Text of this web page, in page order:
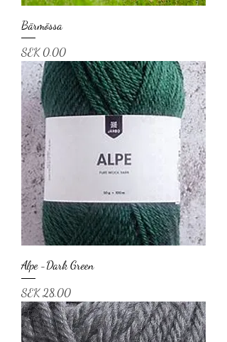
Bärmössa
Price
SEK 0.00
Alpe -Dark Green
Price
SEK 28.00